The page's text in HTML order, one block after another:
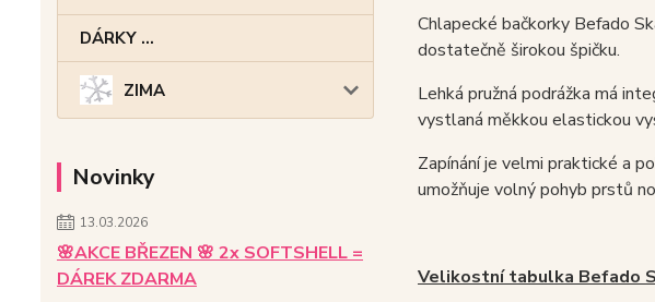
DÁRKY ...
ZIMA
Novinky
13.03.2026
🌸AKCE BŘEZEN 🌸 2x SOFTSHELL =
DÁREK ZDARMA
Chlapecké bačkorky Befado
dostatečně širokou špičku.
Lehká pružná podrážka má
vystlaná měkkou elastickou
Zapínání je velmi praktické a
umožňuje volný pohyb prstů
Velikostní tabulka Befado